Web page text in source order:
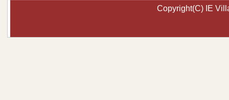
Copyright(C) IE